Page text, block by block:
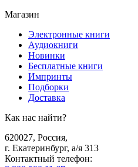
Магазин
Электронные книги
Аудиокниги
Новинки
Бесплатные книги
Импринты
Подборки
Доставка
Как нас найти?
620027, Россия,
г. Екатеринбург, а/я 313
Контактный телефон: